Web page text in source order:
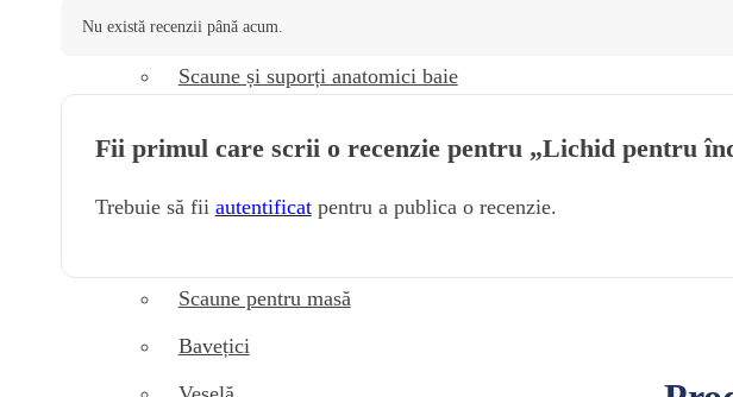
Olițe și reductoare WC
Scaune și suporți anatomici baie
La masă
Scaune pentru masă
Bavețici
Nu există recenzii până acum.
Fii primul care scrii o recenzie pentru „Lichid pentru
Trebuie să fii autentificatpentru a publica o recenzie.